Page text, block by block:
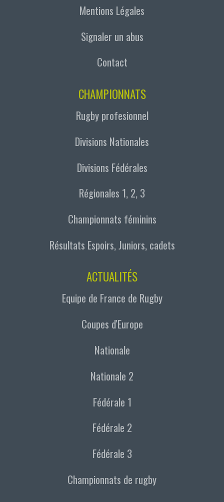
Mentions Légales
Signaler un abus
Contact
CHAMPIONNATS
Rugby profesionnel
Divisions Nationales
Divisions Fédérales
Régionales 1, 2, 3
Championnats féminins
Résultats Espoirs, Juniors, cadets
ACTUALITÉS
Equipe de France de Rugby
Coupes d'Europe
Nationale
Nationale 2
Fédérale 1
Fédérale 2
Fédérale 3
Championnats de rugby